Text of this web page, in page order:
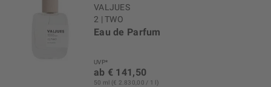
VALJUES
2 | TWO
Eau de Parfum
UVP*
ab € 141,50
50 ml (€ 2.830,00 / 1 l)